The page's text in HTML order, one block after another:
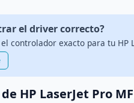
el driver correcto?
controlador exacto para tu HP
HP LaserJet Pro